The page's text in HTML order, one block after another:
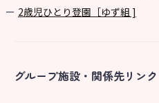
2歳児ひとり登園［ゆず組 ]
グループ施設・関係先リンク